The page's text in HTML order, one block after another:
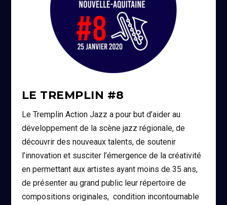
LE TREMPLIN #8
Le Tremplin Action Jazz a pour but d’aider au
développement de la scène jazz régionale, de
découvrir des nouveaux talents, de soutenir
l’innovation et susciter l’émergence de la créativité
en permettant aux artistes ayant moins de 35 ans,
de présenter au grand public leur répertoire de
compositions originales, condition incontournable